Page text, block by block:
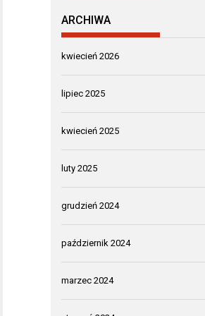
ARCHIWA
kwiecień 2026
lipiec 2025
kwiecień 2025
luty 2025
grudzień 2024
październik 2024
marzec 2024